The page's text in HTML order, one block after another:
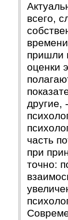
всего,
пришли
оценки
другие,
часть
при
точно: